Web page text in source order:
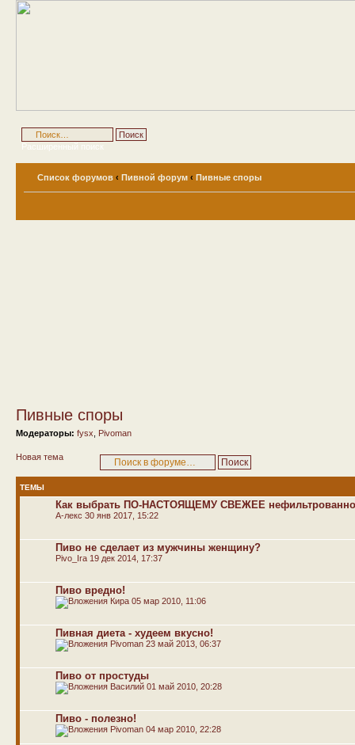
Расширенный поиск
Список форумов ‹ Пивной форум ‹ Пивные споры
Пивные споры
Модераторы: fysx Pivoman
Новая тема
ТЕМЫ
Как выбрать ПО-НАСТОЯЩЕМУ СВЕЖЕЕ
А-лекс 30 янв 2017, 15:22
Пиво не сделает из мужчины женщину?
Pivo_Ira 19 дек 2014, 17:37
Пиво вредно!
Кира 05 мар 2010, 11:06
Пивная диета - худеем вкусно!
Pivoman 23 май 2013, 06:37
Пиво от простуды
Василий 01 май 2010, 20:28
Пиво - полезно!
Pivoman 04 мар 2010, 22:28